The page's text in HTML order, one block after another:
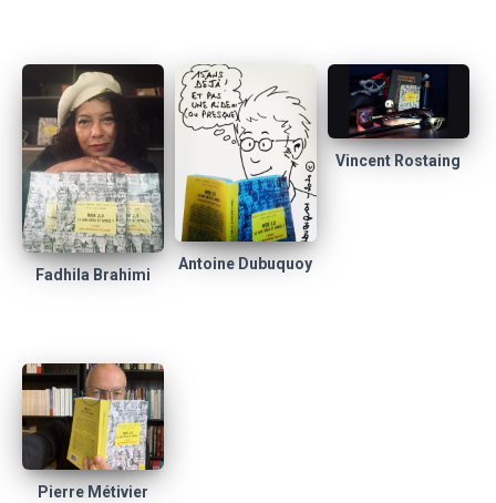
Fadhila Brahimi
Antoine Dubuquoy
Vincent Rostaing
Pierre Métivier